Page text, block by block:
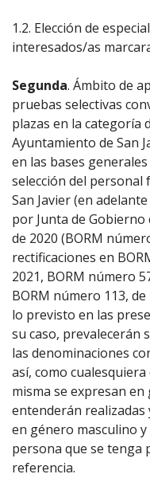
1.2. Elección de
interesados/as
Segunda. Ámbito de
pruebas selectivas
plazas en la categoría
Ayuntamiento de San
en las bases
selección del
San Javier (en
por Junta de Gobierno
de 2020 (BORM
rectificaciones en
2021, BORM número
BORM número 113,
lo previsto en las
su caso, prevalecerán
las denominaciones
así, como
misma se expresan
entenderán
en género masculino
persona que se tenga
referencia.